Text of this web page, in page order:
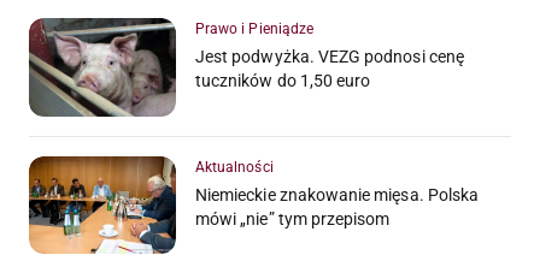
Prawo i Pieniądze
Jest podwyżka. VEZG podnosi cenę
tuczników do 1,50 euro
Aktualności
Niemieckie znakowanie mięsa. Polska
mówi „nie” tym przepisom